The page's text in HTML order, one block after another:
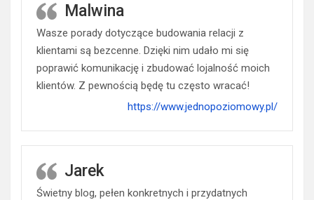
Malwina
Wasze porady dotyczące budowania relacji z
klientami są bezcenne. Dzięki nim udało mi się
poprawić komunikację i zbudować lojalność moich
klientów. Z pewnością będę tu często wracać!
https://www.jednopoziomowy.pl/
Jarek
Świetny blog, pełen konkretnych i przydatnych